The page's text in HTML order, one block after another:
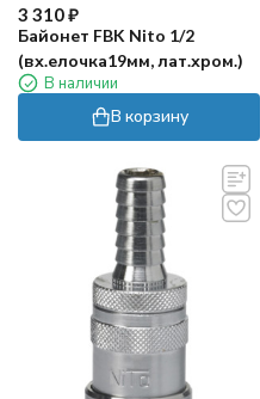
3 310₽
Байонет FBK Nito 1/2
(вх.елочка19мм, лат.хром.)
В наличии
В корзину